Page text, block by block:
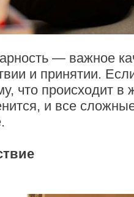
— важное
и принятии.
что происходит
и все